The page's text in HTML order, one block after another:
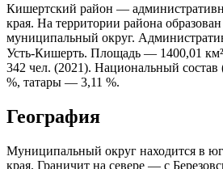
Кишертский район —
края. На территории района
муниципальный округ.
Усть-Кишерть. Площадь — 1400,01
342 чел. (2021). Национальный
%, татары — 3,11 %.
География
Муниципальный округ находится в
края. Граничит на севере — с